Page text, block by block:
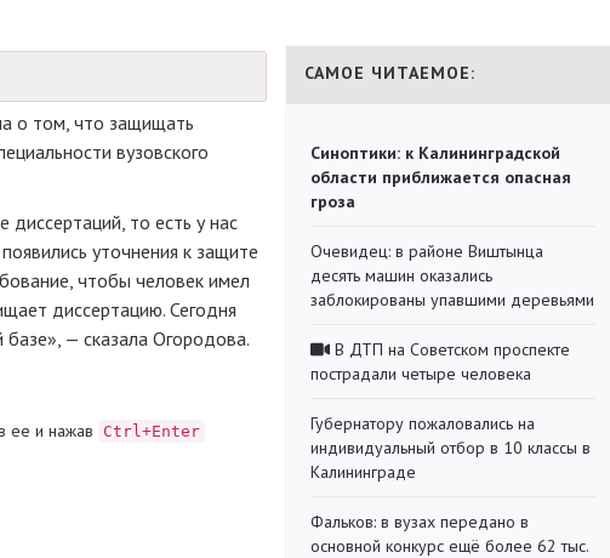
о том, что защищать
вузовского
диссертаций, то есть у нас
уточнения к защите
чтобы человек имел
диссертацию. Сегодня
— сказала Огородова.
ее и нажав Ctrl+Enter
САМОЕ ЧИТАЕМОЕ:
Синоптики: к Калининградской
области приближается опасная
гроза
Очевидец: в районе Виштынца
десять машин оказались
заблокированы упавшими деревьями
В ДТП на Советском проспекте
пострадали четыре человека
Губернатору пожаловались на
индивидуальный отбор в 10 классы в
Калининграде
Фальков: в вузах передано в
основной конкурс ещё более 62 тыс.